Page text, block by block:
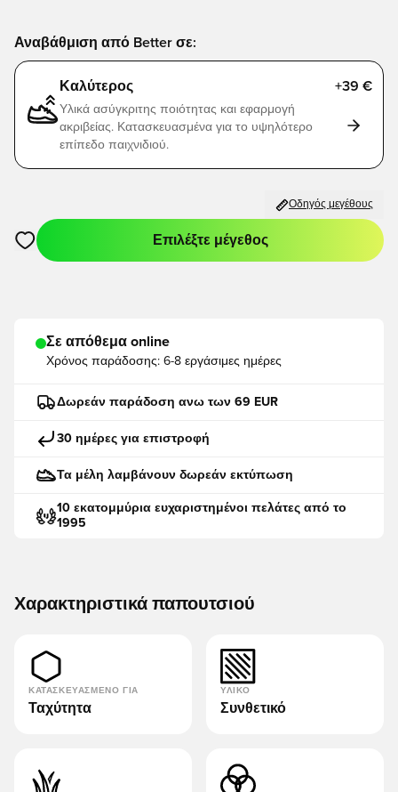
Αναβάθμιση από Better σε:
Καλύτερος +39 €
Υλικά ασύγκριτης ποιότητας και εφαρμογή
ακριβείας. Κατασκευασμένα για το υψηλότερο
επίπεδο παιχνιδιού.
Οδηγός μεγέθους
Ανοίγει ένα Modal για να συνδεθείτε ή να εγγραφείτε ως
Επιλέξτε μέγεθος
Σε απόθεμα online
Χρόνος παράδοσης: 6-8 εργάσιμες ημέρες
Δωρεάν παράδοση ανω των 69 EUR
30 ημέρες για επιστροφή
Τα μέλη λαμβάνουν δωρεάν εκτύπωση
10 εκατομμύρια ευχαριστημένοι πελάτες από το
1995
Χαρακτηριστικά παπουτσιού
ΚΑΤΑΣΚΕΥΑΣΜΈΝΟ ΓΙΑ
Ταχύτητα
ΥΛΙΚΌ
Συνθετικό